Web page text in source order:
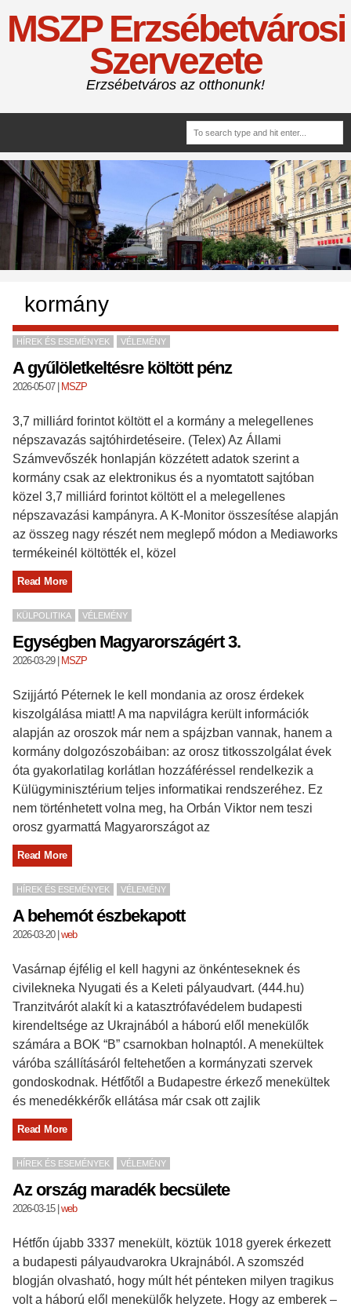
MSZP Erzsébetvárosi
Szervezete
Erzsébetváros az otthonunk!
kormány
HÍREK ÉS ESEMÉNYEK VÉLEMÉNY
A gyűlöletkeltésre költött pénz
2026-05-07| MSZP
3,7 milliárd forintot költött el a kormány a melegellenes
népszavazás sajtóhirdetéseire. (Telex) Az Állami
Számvevőszék honlapján közzétett adatok szerint a
kormány csak az elektronikus és a nyomtatott sajtóban
közel 3,7 milliárd forintot költött el a melegellenes
népszavazási kampányra. A K-Monitor összesítése alapján
az összeg nagy részét nem meglepő módon a Mediaworks
termékeinél költötték el, közel
Read More
KÜLPOLITIKA VÉLEMÉNY
Egységben Magyarországért 3.
2026-03-29| MSZP
Szijjártó Péternek le kell mondania az orosz érdekek
kiszolgálása miatt! A ma napvilágra került információk
alapján az oroszok már nem a spájzban vannak, hanem a
kormány dolgozószobáiban: az orosz titkosszolgálat évek
óta gyakorlatilag korlátlan hozzáféréssel rendelkezik a
Külügyminisztérium teljes informatikai rendszeréhez. Ez
nem történhetett volna meg, ha Orbán Viktor nem teszi
orosz gyarmattá Magyarországot az
Read More
HÍREK ÉS ESEMÉNYEK VÉLEMÉNY
A behemót észbekapott
2026-03-20| web
Vasárnap éjfélig el kell hagyni az önkénteseknek és
civilekneka Nyugati és a Keleti pályaudvart. (444.hu)
Tranzitvárót alakít ki a katasztrófavédelem budapesti
kirendeltsége az Ukrajnából a háború elől menekülők
számára a BOK “B” csarnokban holnaptól. A menekültek
váróba szállításáról feltehetően a kormányzati szervek
gondoskodnak. Hétfőtől a Budapestre érkező menekültek
és menedékkérők ellátása már csak ott zajlik
Read More
HÍREK ÉS ESEMÉNYEK VÉLEMÉNY
Az ország maradék becsülete
2026-03-15| web
Hétfőn újabb 3337 menekült, köztük 1018 gyerek érkezett
a budapesti pályaudvarokra Ukrajnából. A szomszéd
blogján olvasható, hogy múlt hét pénteken milyen tragikus
volt a háború elől menekülők helyzete. Hogy az emberek –